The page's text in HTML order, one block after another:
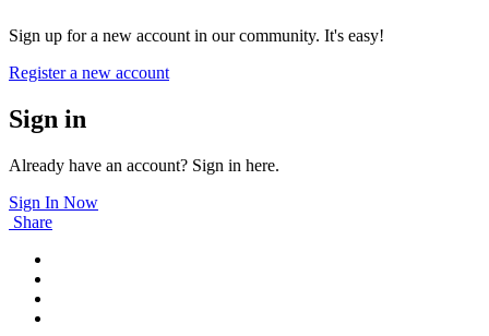
Sign up for a new account in our community. It's easy!
Register a new account
Sign in
Already have an account? Sign in here.
Sign In Now
Share